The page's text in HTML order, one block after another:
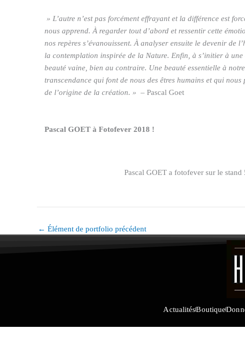
» L’autre n’est pas forcément effrayant et la différence est
nous apprend. À regarder tout d’abord et ressentir cette
nos repères s’évanouissent. À analyser ensuite le devenir de
la contemplation inspirée de la Nature. Enfin, à s’initier à une
beauté vaine, bien au contraire. Une beauté essentielle à
transcendance qui font de nous des êtres humains et qui nous
de l’origine de la création. » – Pascal Goet
Pascal GOET à Fotofever 2018 !
Pascal GOET a fotofever sur le stand
← Élément de portfolio précédent
ActualitésBoutique